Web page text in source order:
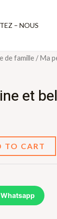
– NOUS
de famille / Ma
et
TO CART